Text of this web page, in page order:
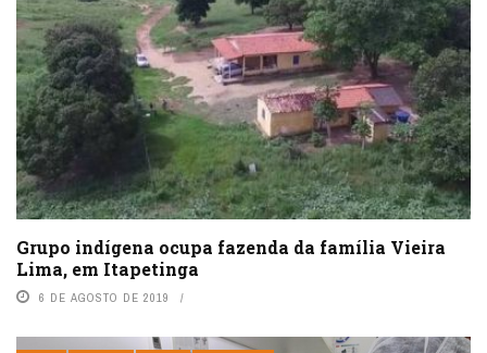
Grupo indígena ocupa fazenda da família Vieira
Lima, em Itapetinga
6 DE AGOSTO DE 2019